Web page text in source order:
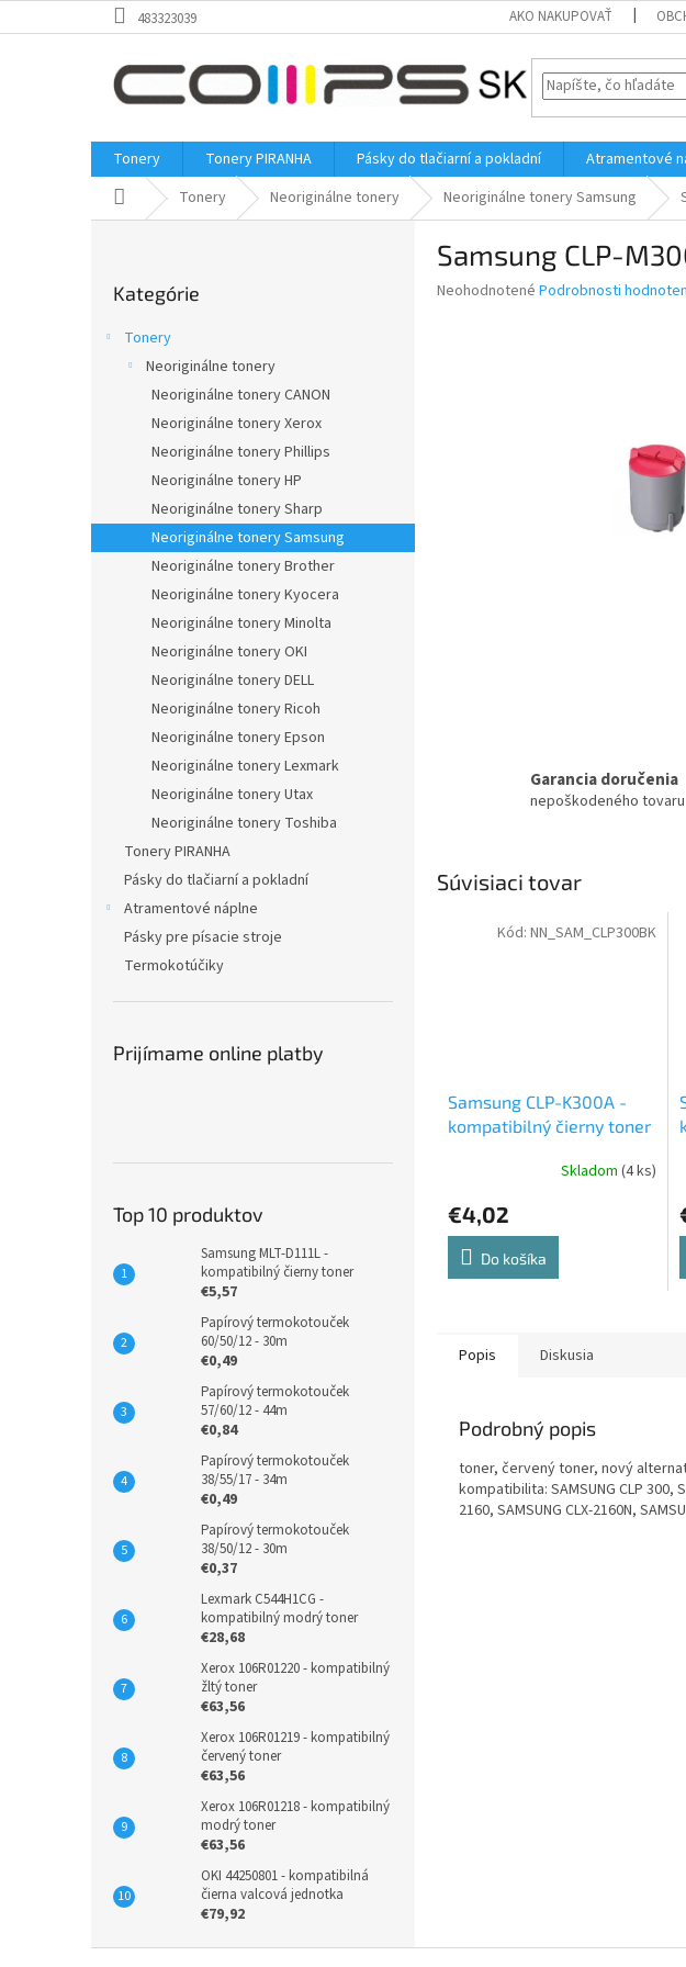
na
483323039 AKO NAKUPOVAŤ
Tonery Tonery PIRANHA Pásky do tlačiarní a pokladní Atramentové
Domov Tonery Neoriginálne tonery Neoriginálne tonery Samsung
kategórie
Kategórie
Tonery
Neoriginálne tonery
Neoriginálne tonery CANON
Neoriginálne tonery Xerox
Neoriginálne tonery Phillips
Neoriginálne tonery HP
Neoriginálne tonery Sharp
Neoriginálne tonery Samsung
Neoriginálne tonery Brother
Neoriginálne tonery Kyocera
Neoriginálne tonery Minolta
Neoriginálne tonery OKI
Neoriginálne tonery DELL
Neoriginálne tonery Ricoh
Neoriginálne tonery Epson
Neoriginálne tonery Lexmark
Neoriginálne tonery Utax
Neoriginálne tonery Toshiba
Tonery PIRANHA
Pásky do tlačiarní a pokladní
Atramentové náplne
Pásky pre písacie stroje
Termokotúčiky
Prijímame online platby
Top 10 produktov
Samsung MLT-D111L -
kompatibilný čierny toner
€5,57
Papírový termokotouček
60/50/12 - 30m
€0,49
Papírový termokotouček
57/60/12 - 44m
€0,84
Papírový termokotouček
38/55/17 - 34m
€0,49
Papírový termokotouček
38/50/12 - 30m
€0,37
Lexmark C544H1CG -
kompatibilný modrý toner
€28,68
Xerox 106R01220 - kompatibilný
žltý toner
€63,56
Xerox 106R01219 - kompatibilný
červený toner
€63,56
Xerox 106R01218 - kompatibilný
modrý toner
€63,56
OKI 44250801 - kompatibilná
čierna valcová jednotka
€79,92
Samsung CLP-
Priemerné
Neohodnotené Podrobnosti
Garancia doručenia
nepoškodeného tovaru
Súvisiaci tovar
Samsung CLP-K300A -
kompatibilný čierny toner
Skladom (4 ks)
€4,02
Do košíka
Kód: NN_SAM_CLP300BK
Popis Diskusia
Podrobný popis
toner, červený toner, nový
kompatibilita: SAMSUNG CLP 300,
2160, SAMSUNG CLX-2160N,